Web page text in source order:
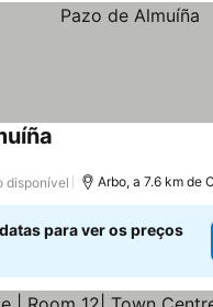
disponível Arbo, a 7.6 km de
para ver os preços